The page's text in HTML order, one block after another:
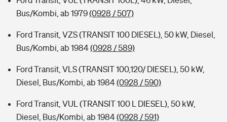
Bus/Kombi, ab 1979(0928 / 507)
Ford Transit, VZS (TRANSIT 100 DIESEL), 50 kW, Diesel,
Bus/Kombi, ab 1984(0928 / 589)
Ford Transit, VLS (TRANSIT 100,120/ DIESEL), 50 kW,
Diesel, Bus/Kombi, ab 1984(0928 / 590)
Ford Transit, VUL (TRANSIT 100 L DIESEL), 50 kW,
Diesel, Bus/Kombi, ab 1984(0928 / 591)